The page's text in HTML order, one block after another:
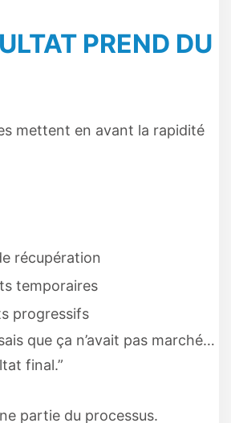
PREND DU
mettent en avant la rapidité
récupération
temporaires
progressifs
que ça n’avait pas marché…
final.”
partie du processus.